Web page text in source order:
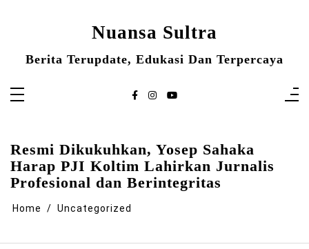
Nuansa Sultra
Berita Terupdate, Edukasi Dan Terpercaya
Resmi Dikukuhkan, Yosep Sahaka
Harap PJI Koltim Lahirkan Jurnalis
Profesional dan Berintegritas
Home Uncategorized